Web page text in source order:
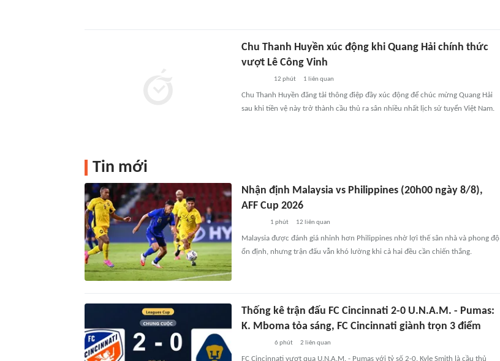
Chu Thanh Huyền xúc động khi Quang Hải chính thức
vượt Lê Công Vinh
12 phút 1 liên quan
Chu Thanh Huyền đăng tải thông điệp đầy xúc động để chúc mừng Quang Hải
sau khi tiền vệ này trở thành cầu thủ ra sân nhiều nhất lịch sử tuyển Việt Nam.
Tin mới
Nhận định Malaysia vs Philippines (20h00 ngày 8/8),
AFF Cup 2026
1 phút 12 liên quan
Malaysia được đánh giá nhỉnh hơn Philippines nhờ lợi thế sân nhà và phong độ
ổn định, nhưng trận đấu vẫn khó lường khi cả hai đều cần chiến thắng.
Thống kê trận đấu FC Cincinnati 2-0 U.N.A.M. - Pumas:
K. Mboma tỏa sáng, FC Cincinnati giành trọn 3 điểm
6 phút 2 liên quan
FC Cincinnati vượt qua U.N.A.M. - Pumas với tỷ số 2-0. Kyle Smith là cầu thủ